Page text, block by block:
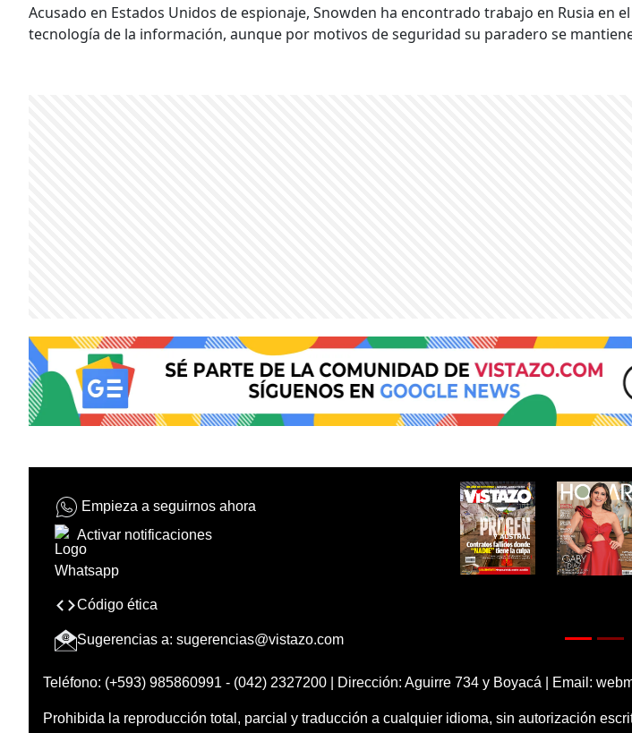
Acusado en Estados Unidos de espionaje, Snowden ha encontrado trabajo en Rusia en
tecnología de la información, aunque por motivos de seguridad su paradero se mantiene
Empieza a seguirnos ahora
Activar notificaciones
Código ética
Sugerencias a: sugerencias@vistazo.com
Teléfono: (+593) 985860991 - (042) 2327200 | Dirección: Aguirre 734 y Boyacá | Email:
Prohibida la reproducción total, parcial y traducción a cualquier idioma, sin autorización